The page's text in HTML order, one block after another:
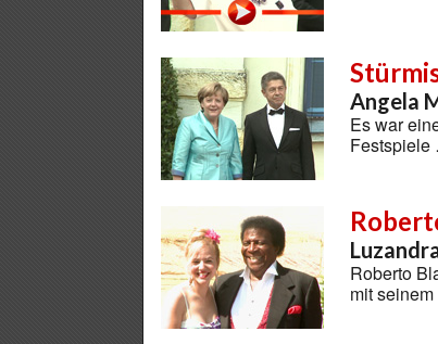
Angela
Es war
Roberto
mit